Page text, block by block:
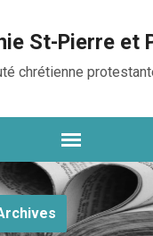
St-Pierre et
chrétienne